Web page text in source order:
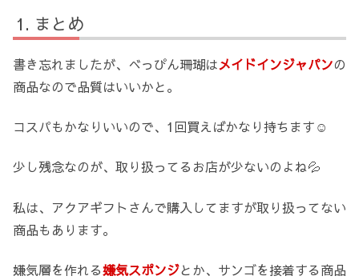
まとめ
書き忘れましたが、べっぴん珊瑚はメイドインジャパンの
商品なので品質はいいかと。
コスパもかなりいいので、1回買えばかなり持ちます☺️
少し残念なのが、取り扱ってるお店が少ないのよね💦
私は、アクアギフトさんで購入してますが取り扱ってない
商品もあります。
嫌気層を作れる嫌気スポンジとか、サンゴを接着する商品